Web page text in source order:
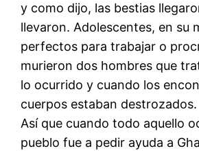
y como dijo, las bestias
llevaron. Adolescentes, en su
perfectos para trabajar o
murieron dos hombres que
lo ocurrido y cuando los
cuerpos estaban destrozados.
Así que cuando todo aquello
pueblo fue a pedir ayuda a